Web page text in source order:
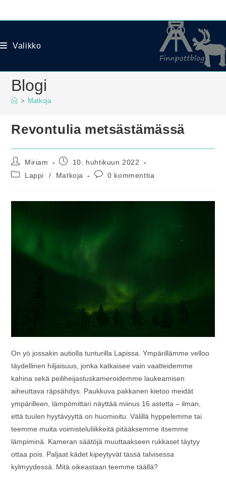
Valikko
Blogi
> Matkoja
Revontulia metsästämässä
Artikkelin
kirjoittaja:
Miriam
Artikkeli10. huhtikuun 2022
Artikkelin
Lappi / Matkoja
Artikkelin
0 kommenttia
On yö jossakin autiolla tunturilla Lapissa. Ympärillämme velloo
täydellinen hiljaisuus, jonka katkaisee vain vaatteidemme
kahina sekä peiliheijastuskameroidemme laukeamisen
aiheuttava räpsähdys. Paukkuva pakkanen kietoo meidät
ympärilleen, lämpömittari näyttää miinus 16 astetta – ilman,
että tuulen hyytävyyttä on huomioitu. Välillä hyppelemme tai
teemme muita voimisteluliikkeitä pitääksemme itsemme
lämpiminä. Kameran säätöjä muuttaakseen rukkaset täytyy
ottaa pois. Paljaat kädet kipeytyvät tässä talvisessa
kylmyydessä. Mitä oikeastaan teemme täällä?